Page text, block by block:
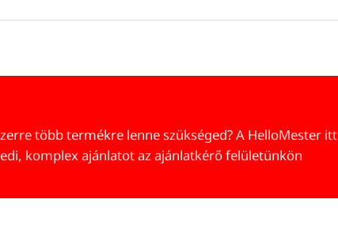
több termékre lenne szükséged? A HelloMester itt
komplex ajánlatot az ajánlatkérő felületünkön